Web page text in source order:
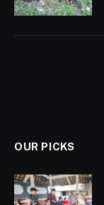
OUR PICKS